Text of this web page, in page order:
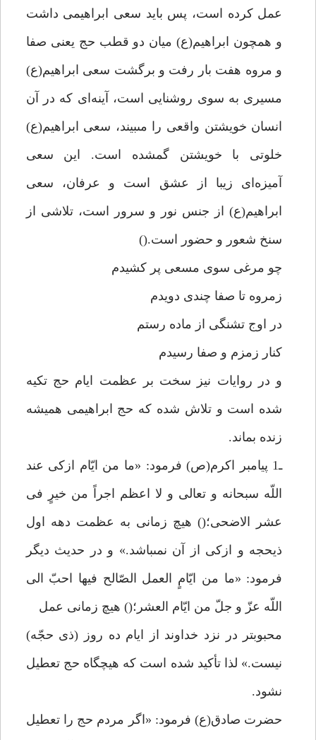
عمل كرده است، پس بايد سعى ابراهيمى داشت
و همچون ابراهيم(ع) ميان دو قطب حج يعنى صفا
و مروه هفت بار رفت و برگشت سعى ابراهيم(ع)
مسيرى به سوى روشنايى است، آينه‌اى كه در آن
انسان خويشتن واقعى را مىبيند، سعى ابراهيم(ع)
خلوتى با خويشتن گمشده است. اين سعى
آميزه‌اى زيبا از عشق است و عرفان، سعى
ابراهيم(ع) از جنس نور و سرور است، تلاشى از
سنخ شعور و حضور است.()
چو مرغى سوى مسعى پر كشيدم
زمروه تا صفا چندى دويدم
در اوج تشنگى از ماده رستم
كنار زمزم و صفا رسيدم
و در روايات نيز سخت بر عظمت ايام حج تكيه
شده است و تلاش شده كه حج ابراهيمى هميشه
زنده بماند.
ـ1 پيامبر اكرم(ص) فرمود: «ما من ايّام ازكى عند
اللّه سبحانه و تعالى و لا اعظم اجراً من خيرٍ فى
عشر الاضحى؛() هيچ زمانى به عظمت دهه اول
ذيحجه و ازكى از آن نمىباشد.» و در حديث ديگر
فرمود: «ما من ايّامٍ العمل الصّالح فيها احبّ الى
اللّه عزّ و جلّ من ايّام العشر؛() هيچ زمانى عمل
محبوبتر در نزد خداوند از ايام ده روز (ذى حجّه)
نيست.» لذا تأكيد شده است كه هيچگاه حج تعطيل
نشود.
حضرت صادق(ع) فرمود: «اگر مردم حج را تعطيل